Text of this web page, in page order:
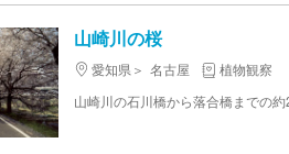
山崎川の桜
愛知県 名古屋
植物観察